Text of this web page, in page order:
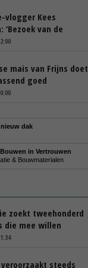
vlogger Kees
‘Bezoek van de
mag zelf groente
mais van Frijns doet
goed
dak
in Vertrouwen
& Bouwmaterialen
zoekt tweehonderd
die mee willen
steeds